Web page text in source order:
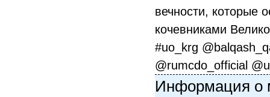
вечности, которые
кочевниками
#uo_krg
@rumcdo_official
Информация о